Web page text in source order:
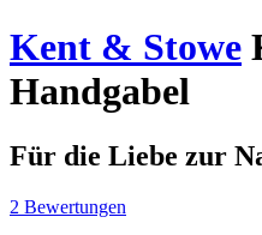
Kent & Stowe
Handgabel
Für die Liebe zur
2 Bewertungen